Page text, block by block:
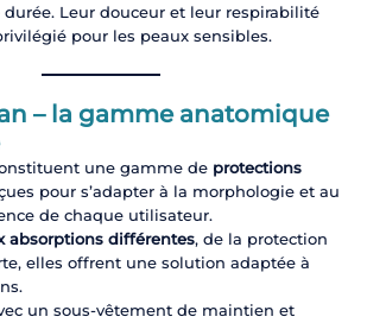
Leur douceur et leur respirabilité
pour les peaux sensibles.
– la gamme anatomique
une gamme de protections
pour s’adapter à la morphologie et au
de chaque utilisateur.
absorptions différentes, de la protection
elles offrent une solution adaptée à
un sous-vêtement de maintien et